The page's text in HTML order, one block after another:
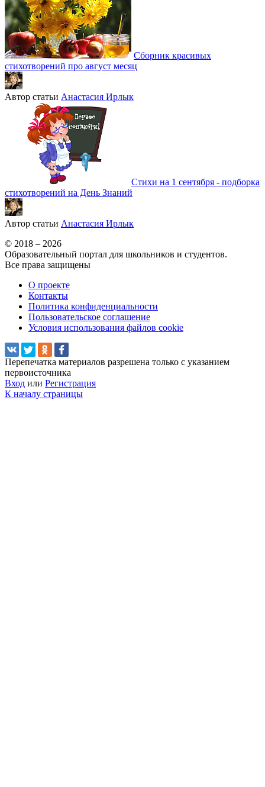
Сборник красивых
стихотворений про август месяц
Автор статьи Анастасия Ирлык
Стихи на 1 сентября - подборка
стихотворений на День Знаний
Автор статьи Анастасия Ирлык
© 2018 – 2026
Образовательный портал для школьников и студентов.
Все права защищены
О проекте
Контакты
Политика конфиденциальности
Пользовательское соглашение
Условия использования файлов cookie
Перепечатка материалов разрешена только с указанием
первоисточника
Вход или Регистрация
К началу страницы